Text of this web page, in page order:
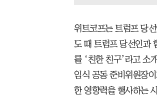
위트코프는 트럼프 당
도 때 트럼프 당선인과
를 ‘친한 친구’라고 소
임식 공동 준비위원장
한 영향력을 행사하는